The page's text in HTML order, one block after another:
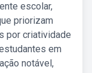
escolar,
priorizam
por criatividade
em
notável,